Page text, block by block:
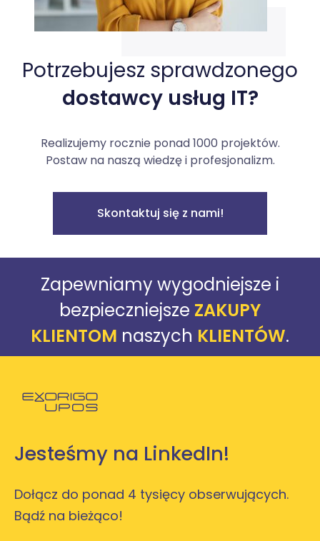
Potrzebujesz sprawdzonego
dostawcy usług IT?
Realizujemy rocznie ponad 1000 projektów.
Postaw na naszą wiedzę i profesjonalizm.
Skontaktuj się z nami!
Zapewniamy wygodniejsze i
bezpieczniejsze ZAKUPY
KLIENTOM naszych KLIENTÓW.
Jesteśmy na LinkedIn!
Dołącz do ponad 4 tysięcy obserwujących.
Bądź na bieżąco!